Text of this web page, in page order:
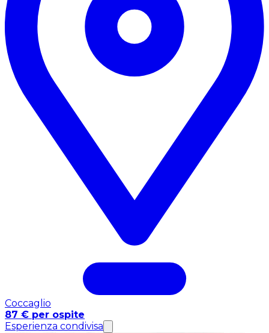
Coccaglio
87 € per ospite
Esperienza condivisa